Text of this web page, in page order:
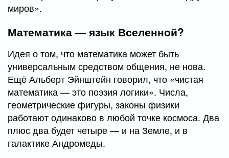
миров».
Математика — язык Вселенной?
Идея о том, что математика может быть
универсальным средством общения, не нова.
Ещё Альберт Эйнштейн говорил, что «чистая
математика — это поэзия логики». Числа,
геометрические фигуры, законы физики
работают одинаково в любой точке космоса. Два
плюс два будет четыре — и на Земле, и в
галактике Андромеды.